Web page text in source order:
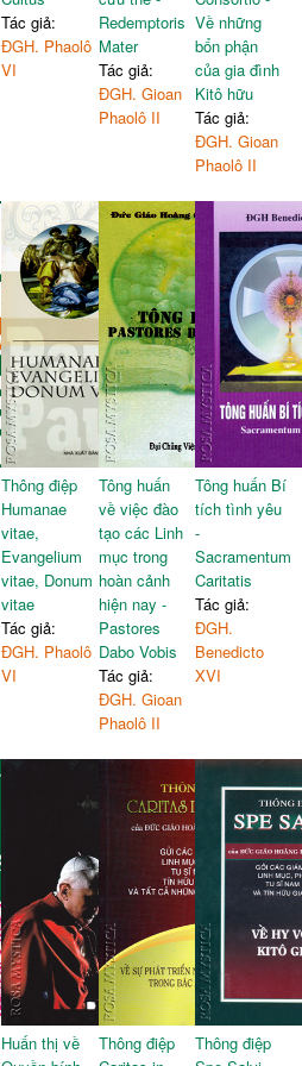
đế lập kế hoạch mục vụ
thông qua thể thao
Kết luận
143
Bài đọc thêm:
Kaka -
Thiên thần với trái tim
Tác giả:
ĐGH. Phaolô
VI
Redemptoris
Mater
Tác giả:
ĐGH. Gioan
Phaolô II
Về những
bổn phận
của gia đình
Kitô hữu
Tác giả:
ĐGH. Gioan
Phaolô II
Thông điệp
Humanae
vitae,
Evangelium
vitae, Donum
vitae
Tác giả:
ĐGH. Phaolô
VI
Tông huấn
về việc đào
tạo các Linh
mục trong
hoàn cảnh
hiện nay -
Pastores
Dabo Vobis
Tác giả:
ĐGH. Gioan
Phaolô II
Tông huấn Bí
tích tình yêu
-
Sacramentum
Caritatis
Tác giả:
ĐGH.
Benedicto
XVI
Huấn thị về
Thông điệp
Thông điệp